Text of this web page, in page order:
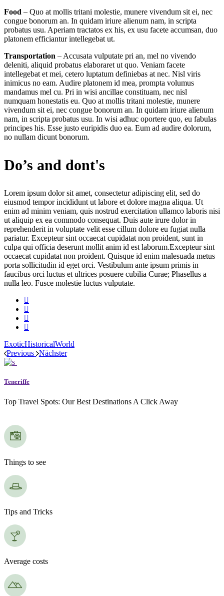
Food – Quo at mollis tritani molestie, munere vivendum sit ei, nec
congue bonorum an. In quidam iriure alienum nam, in scripta
probatus usu. Aperiam tractatos ex his, ex usu facete accumsan, duo
platonem efficiantur intellegebat ut.
Transportation – Accusata vulputate pri an, mel no vivendo
deleniti, aliquid probatus elaboraret ut quo. Veniam facete
intellegebat et mei, cetero luptatum definiebas at nec. Nisl viris
inimicus no eam. Audire platonem id mea, prompta volumus
mandamus mel cu. Pri in wisi ancillae constituam, nec nisl
numquam honestatis eu. Quo at mollis tritani molestie, munere
vivendum sit ei, nec congue bonorum an. In quidam iriure alienum
nam, in scripta probatus usu. In wisi adhuc oportere quo, eu fabulas
principes his. Esse justo euripidis duo ea. Eum ad audire dolorum,
no nullam dicunt bonorum.
Do’s and dont's
Lorem ipsum dolor sit amet, consectetur adipiscing elit, sed do
eiusmod tempor incididunt ut labore et dolore magna aliqua. Ut
enim ad minim veniam, quis nostrud exercitation ullamco laboris nisi
ut aliquip ex ea commodo consequat. Duis aute irure dolor in
reprehenderit in voluptate velit esse cillum dolore eu fugiat nulla
pariatur. Excepteur sint occaecat cupidatat non proident, sunt in
culpa qui officia deserunt mollit anim id est laborum.Excepteur sint
occaecat cupidatat non proident. Quisque id enim malesuada metus
porta sollicitudin id eget orci. Vestibulum ante ipsum primis in
faucibus orci luctus et ultrices posuere cubilia Curae; Phasellus a
nulla leo. Fusce molestie luctus vulputate.
ExoticHistoricalWorld
Previous Nächster
Teneriffe
Top Travel Spots: Our Best Destinations A Click Away
Things to see
Tips and Tricks
Average costs